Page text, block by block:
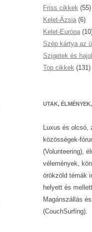
Friss cikkek (55)
Kelet-Ázsia (6)
Kelet-Európa
Szép kártya az
Szigetek és
Top cikkek (131)
UTAK,
Luxus és olcsó,
közösségek-
(Volunteering),
vélemények,
örökzöld témák
helyett és
Magánszállás
(CouchSurfing).